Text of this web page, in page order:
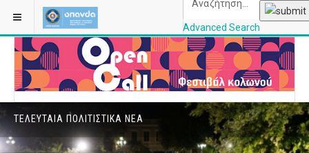
Advanced Search
ΤΕΛΕΥΤΑΊΑ ΠΟΛΙΤΙΣΤΙΚΆ ΝΈΑ